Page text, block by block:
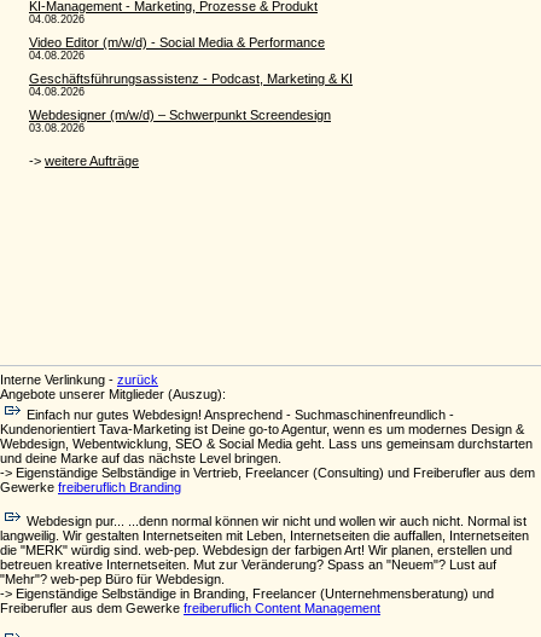
Interne Verlinkung - zurück
Angebote unserer Mitglieder (Auszug):
Einfach nur gutes Webdesign! Ansprechend - Suchmaschinenfreundlich -
Kundenorientiert Tava-Marketing ist Deine go-to Agentur, wenn es um modernes Design &
Webdesign, Webentwicklung, SEO & Social Media geht. Lass uns gemeinsam durchstarten
und deine Marke auf das nächste Level bringen.
-> Eigenständige Selbständige in Vertrieb, Freelancer (Consulting) und Freiberufler aus dem
Gewerke freiberuflich Branding
Webdesign pur... ...denn normal können wir nicht und wollen wir auch nicht. Normal ist
langweilig. Wir gestalten Internetseiten mit Leben, Internetseiten die auffallen, Internetseiten
die "MERK" würdig sind. web-pep. Webdesign der farbigen Art! Wir planen, erstellen und
betreuen kreative Internetseiten. Mut zur Veränderung? Spass an "Neuem"? Lust auf
"Mehr"? web-pep Büro für Webdesign.
-> Eigenständige Selbständige in Branding, Freelancer (Unternehmensberatung) und
Freiberufler aus dem Gewerke freiberuflich Content Management